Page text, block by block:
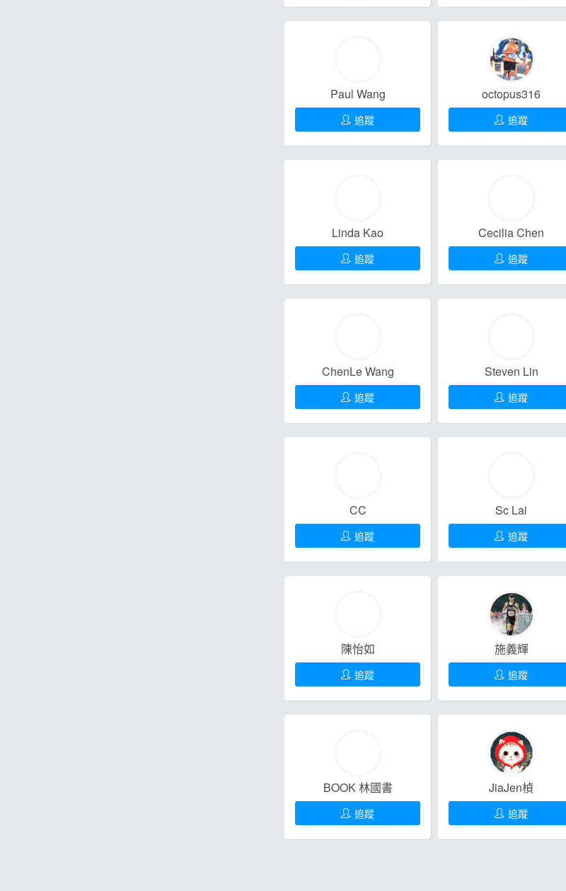
Paul Wang
追蹤
octopus316
追蹤
Linda Kao
追蹤
Cecilia Chen
追蹤
ChenLe Wang
追蹤
Steven Lin
追蹤
CC
追蹤
Sc Lai
追蹤
陳怡如
追蹤
施義輝
追蹤
BOOK 林國書
追蹤
JiaJen楨
追蹤